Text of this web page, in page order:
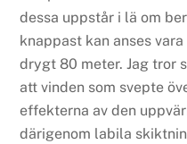
dessa uppstår i lä om
knappast kan anses
drygt 80 meter. Jag tror
att vinden som svepte
effekterna av den
därigenom labila